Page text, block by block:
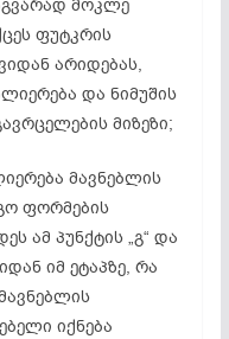
მოკლე
ფუტკრის
არიდებას,
და ნიმუშის
მიზეზი;
მავნებლის
ფორმების
ამ პუნქტის „გ“ და
იმ ეტაპზე, რა
იქნება